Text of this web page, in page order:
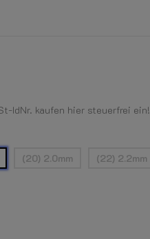
IdNr. kaufen hier steuerfrei ein!
(20) 2.0mm (22) 2.2mm